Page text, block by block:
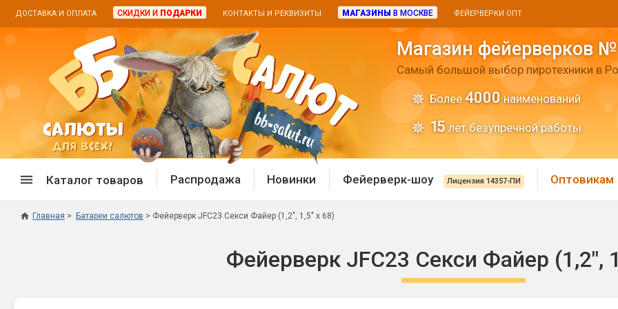
ДОСТАВКА И ОПЛАТА СКИДКИ И ПОДАРКИ КОНТАКТЫ И РЕКВИЗИТЫ МАГАЗИНЫ В МОСКВЕ ФЕЙЕРВЕРКИ ОПТ
Магазин фейерверков
Самый большой выбор пиротехники в
Более 4000 наименований
15 лет безупречной работы
Каталог товаров
Дневные батареи
Хлопушки и
Распродажа Новинки Фейерверк-шоу Лицензия 14357-ПИ Оптовикам
Главная Батареи салютов Фейерверк JFC23 Секси Файер (1,2", 1,5" х 68)
Фейерверк JFC23 Секси Файер (1,2",